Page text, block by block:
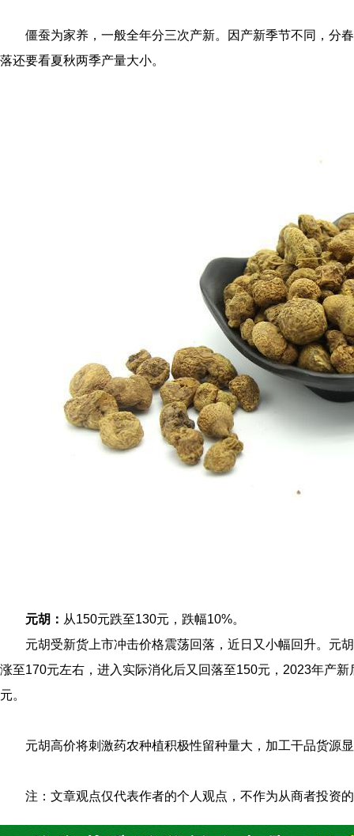
僵蚕为家养，一般全年分三次产新。因产新季节不同，分
落还要看夏秋两季产量大小。
元胡： 从150元跌至130元，跌幅10%。
元胡受新货上市冲击价格震荡回落，近日又小幅回升。元
涨至170元左右，进入实际消化后又回落至150元，2023年产
元。
元胡高价将刺激药农种植积极性留种量大，加工干品货源
注：文章观点仅代表作者的个人观点，不作为从商者投资